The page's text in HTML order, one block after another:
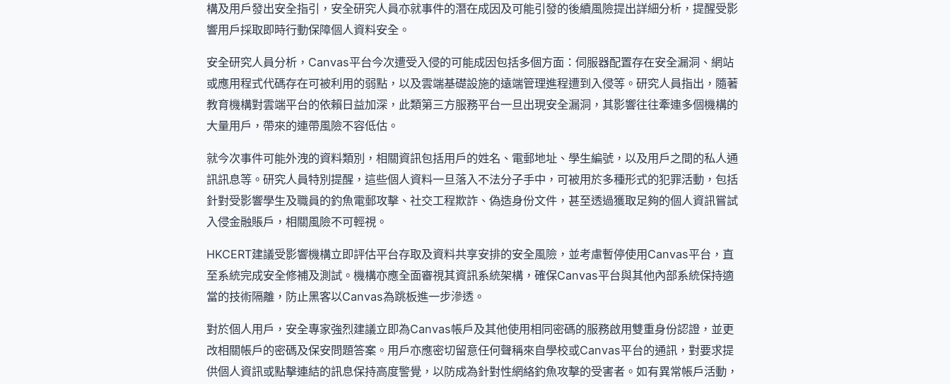
構及用戶發出安全指引，安全研究人員亦就事件的潛在成因及可能引發的後續風險提出詳細分析，提醒受影
響用戶採取即時行動保障個人資料安全。
安全研究人員分析，Canvas平台今次遭受入侵的可能成因包括多個方面：伺服器配置存在安全漏洞、網站
或應用程式代碼存在可被利用的弱點，以及雲端基礎設施的遠端管理進程遭到入侵等。研究人員指出，隨著
教育機構對雲端平台的依賴日益加深，此類第三方服務平台一旦出現安全漏洞，其影響往往牽連多個機構的
大量用戶，帶來的連帶風險不容低估。
就今次事件可能外洩的資料類別，相關資訊包括用戶的姓名、電郵地址、學生編號，以及用戶之間的私人通
訊訊息等。研究人員特別提醒，這些個人資料一旦落入不法分子手中，可被用於多種形式的犯罪活動，包括
針對受影響學生及職員的釣魚電郵攻擊、社交工程欺詐、偽造身份文件，甚至透過獲取足夠的個人資訊嘗試
入侵金融賬戶，相關風險不可輕視。
HKCERT建議受影響機構立即評估平台存取及資料共享安排的安全風險，並考慮暫停使用Canvas平台，直
至系統完成安全修補及測試。機構亦應全面審視其資訊系統架構，確保Canvas平台與其他內部系統保持適
當的技術隔離，防止黑客以Canvas為跳板進一步滲透。
對於個人用戶，安全專家強烈建議立即為Canvas帳戶及其他使用相同密碼的服務啟用雙重身份認證，並更
改相關帳戶的密碼及保安問題答案。用戶亦應密切留意任何聲稱來自學校或Canvas平台的通訊，對要求提
供個人資訊或點擊連結的訊息保持高度警覺，以防成為針對性網絡釣魚攻擊的受害者。如有異常帳戶活動，